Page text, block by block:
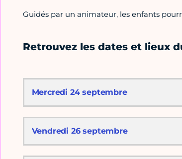
Guidés par un animateur, les enfants
Retrouvez les dates et lieux
Mercredi 24 septembre
Vendredi 26 septembre